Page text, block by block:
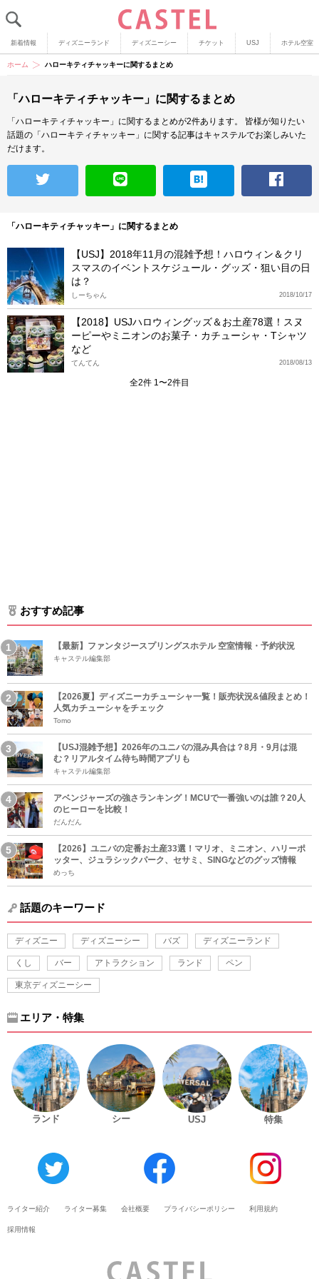
新着情報 ディズニーランド ディズニーシー チケット USJ ホテル空室
ホーム ハローキティチャッキーに関するまとめ
「ハローキティチャッキー」に関するまとめ
「ハローキティチャッキー」に関するまとめが2件あります。
皆様が知りたい
話題の「ハローキティチャッキー」に関する記事はキャステルでお楽しみいた
だけます。
「ハローキティチャッキー」に関するまとめ
【USJ】2018年11月の混雑予想！ハロウィン＆クリ
スマスのイベントスケジュール・グッズ・狙い目の日
は？
2018/10/17
しーちゃん
【2018】USJハロウィングッズ＆お土産78選！スヌ
ーピーやミニオンのお菓子・カチューシャ・Tシャツ
など
2018/08/13
てんてん
全2件 1〜2件目
おすすめ記事
【最新】ファンタジースプリングスホテル 空室情報・予約状況
キャステル編集部
【2026夏】ディズニーカチューシャ一覧！販売状況&値段まとめ！
人気カチューシャをチェック
Tomo
【USJ混雑予想】2026年のユニバの混み具合は？8月・9月は混
む？リアルタイム待ち時間アプリも
キャステル編集部
アベンジャーズの強さランキング！MCUで一番強いのは誰？20人
のヒーローを比較！
だんだん
【2026】ユニバの定番お土産33選！マリオ、ミニオン、ハリーポ
ッター、ジュラシックパーク、セサミ、SINGなどのグッズ情報
めっち
話題のキーワード
ディズニー ディズニーシー バズ ディズニーランド
くし バー アトラクション ランド ペン
東京ディズニーシー
エリア・特集
ランド シー USJ 特集
ライター紹介 ライター募集 会社概要 プライバシーポリシー 利用規約
採用情報